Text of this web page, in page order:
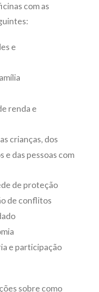
com as
e
renda e
crianças, dos
e das pessoas com
de proteção
de conflitos
e participação
sobre como